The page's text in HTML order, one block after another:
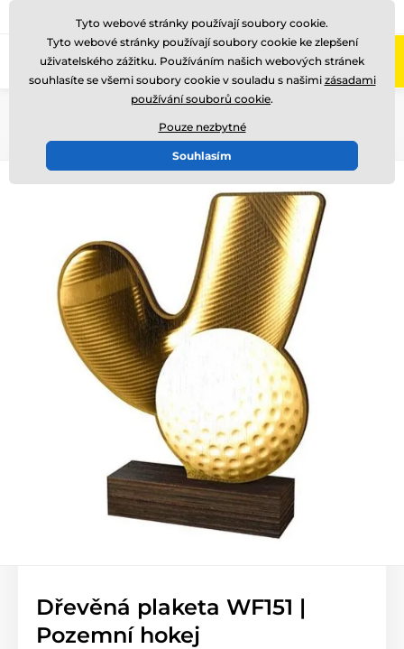
Zavolejte nám (Po-Pá 8-17)
Dřevěná plaketa WF151 |
Pozemní hokej
Tyto webové stránky používají soubory cookie.
Tyto webové stránky používají soubory cookie ke zlepšení
uživatelského zážitku. Používáním našich webových stránek
souhlasíte se všemi soubory cookie v souladu s našimi zásadami
používání souborů cookie.
Pouze nezbytné
Souhlasím